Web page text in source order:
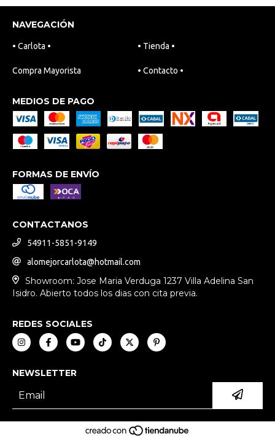
NAVEGACIÓN
• Carlota • • Tienda •
Compra Mayorista • Contacto •
MEDIOS DE PAGO
FORMAS DE ENVÍO
CONTACTANOS
54911-5851-9149
alomejorcarlota@hotmail.com
Showroom: Jose Maria Verduga 1237 Villa Adelina San
Isidro. Abierto todos los dias con cita previa.
REDES SOCIALES
NEWSLETTER